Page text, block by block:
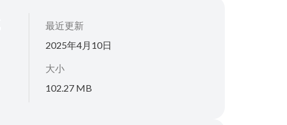
最近更新
2025年4月10日
大小
102.27 MB